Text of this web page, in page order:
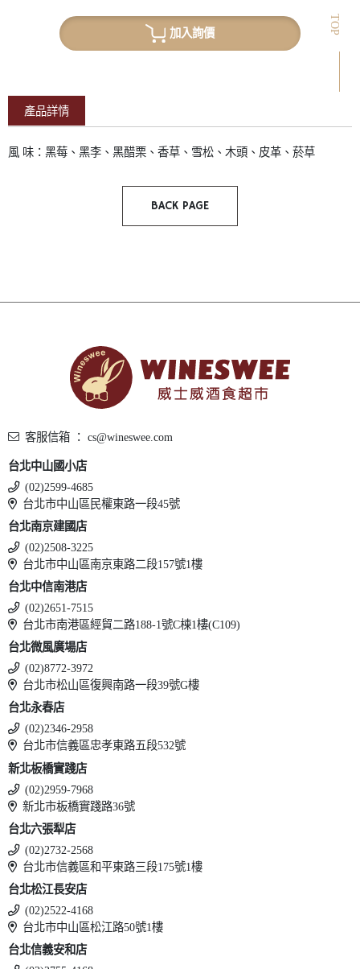
加入詢價
產品詳情
風 味：黑莓、黑李、黑醋栗、香草、雪松、木頭、皮革、菸草
BACK PAGE
TOP
客服信箱 ： cs@wineswee.com
台北中山國小店
(02)2599-4685
台北市中山區民權東路一段45號
台北南京建國店
(02)2508-3225
台北市中山區南京東路二段157號1樓
台北中信南港店
(02)2651-7515
台北市南港區經貿二路188-1號C棟1樓(C109)
台北微風廣場店
(02)8772-3972
台北市松山區復興南路一段39號G樓
台北永春店
(02)2346-2958
台北市信義區忠孝東路五段532號
新北板橋實踐店
(02)2959-7968
新北市板橋實踐路36號
台北六張犁店
(02)2732-2568
台北市信義區和平東路三段175號1樓
台北松江長安店
(02)2522-4168
台北市中山區松江路50號1樓
台北信義安和店